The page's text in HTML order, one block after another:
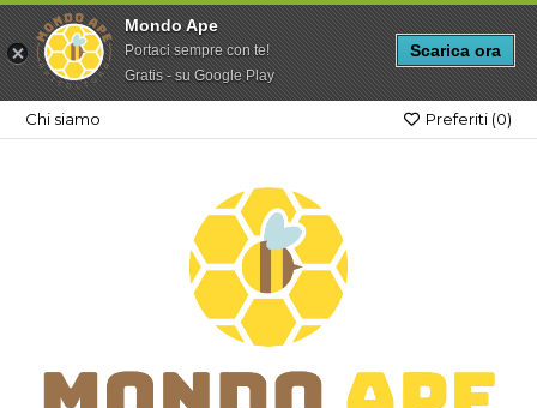
Mondo Ape
Portaci sempre con te!
Gratis - su Google Play
Scarica ora
Chi siamo Preferiti (0)